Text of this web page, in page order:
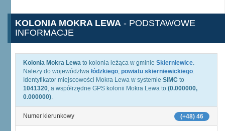
KOLONIA MOKRA LEWA - PODSTAWOWE
INFORMACJE
Kolonia Mokra Lewa to kolonia leżąca w gminie Skierniewice.
Należy do województwa łódzkiego, powiatu skierniewickiego.
Identyfikator miejscowości Mokra Lewa w systemie SIMC to
1041320, a współrzędne GPS kolonii Mokra Lewa to (0.000000,
0.000000).
(+48) 46
Numer kierunkowy